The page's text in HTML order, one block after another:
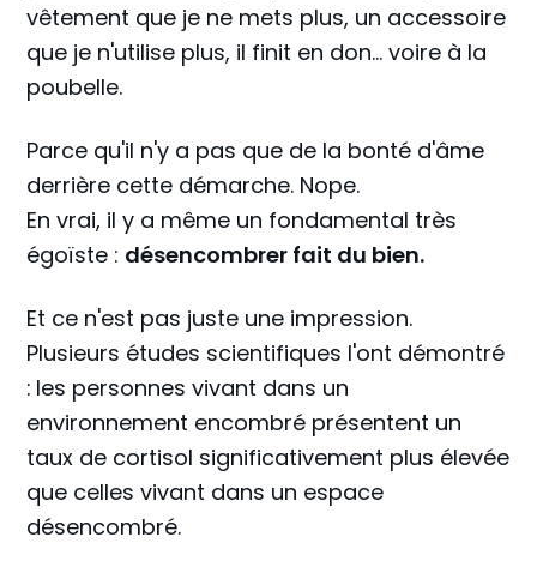
vêtement que je ne mets plus, un accessoire
que je n'utilise plus, il finit en don... voire à la
poubelle.
Parce qu'il n'y a pas que de la bonté d'âme
derrière cette démarche. Nope.
En vrai, il y a même un fondamental très
égoïste : désencombrer fait du bien.
Et ce n'est pas juste une impression.
Plusieurs études scientifiques l'ont démontré
: les personnes vivant dans un
environnement encombré présentent un
taux de cortisol significativement plus élevée
que celles vivant dans un espace
désencombré.